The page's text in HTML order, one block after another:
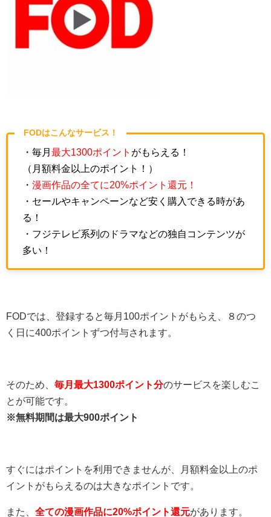
FODはこんなサービス！
・毎月 最大1300ポイント がもらえる！
（月額料金以上のポイント！）
・ 漫画作品の全てに20%ポイント還元！
・セールやキャンペーンなど安く購入できる時があ
る！
・フジテレビ系列のドラマなどの独自コンテンツが
多い！
FODでは、登録すると毎月100ポイントがもらえ、８のつ
く日に400ポイントずつ付与されます。
そのため、 毎月最大1300ポイント分のサービスを楽しむこ
とが可能です。
※無料期間は最大900ポイント
すぐにはポイントを利用できませんが、月額料金以上のポ
イントがもらえるのは大きなポイントです。
また、 全ての漫画作品に20%ポイント還元があります。